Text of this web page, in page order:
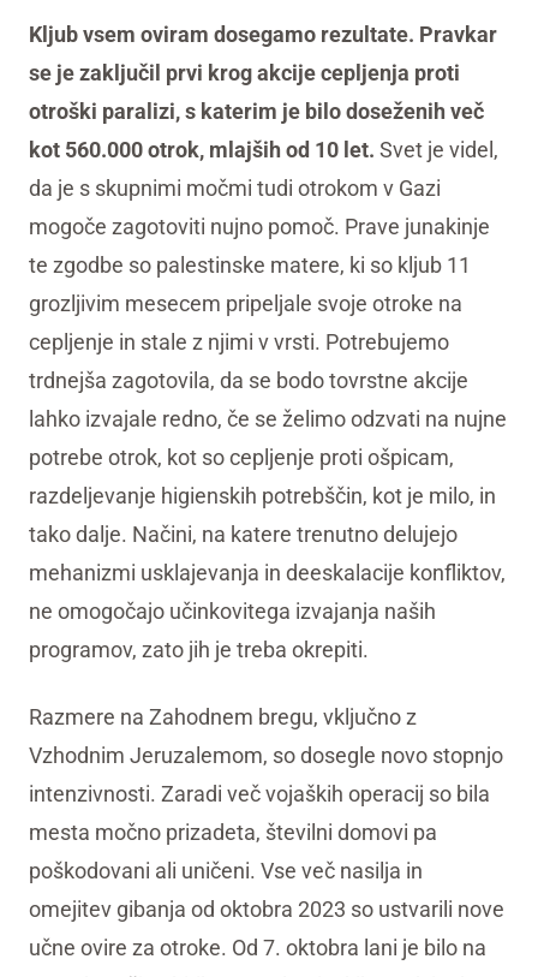
Kljub vsem oviram dosegamo rezultate. Pravkar
se je zaključil prvi krog akcije cepljenja proti
otroški paralizi, s katerim je bilo doseženih več
kot 560.000 otrok, mlajših od 10 let. Svet je videl,
da je s skupnimi močmi tudi otrokom v Gazi
mogoče zagotoviti nujno pomoč. Prave junakinje
te zgodbe so palestinske matere, ki so kljub 11
grozljivim mesecem pripeljale svoje otroke na
cepljenje in stale z njimi v vrsti. Potrebujemo
trdnejša zagotovila, da se bodo tovrstne akcije
lahko izvajale redno, če se želimo odzvati na nujne
potrebe otrok, kot so cepljenje proti ošpicam,
razdeljevanje higienskih potrebščin, kot je milo, in
tako dalje. Načini, na katere trenutno delujejo
mehanizmi usklajevanja in deeskalacije konfliktov,
ne omogočajo učinkovitega izvajanja naših
programov, zato jih je treba okrepiti.
Razmere na Zahodnem bregu, vključno z
Vzhodnim Jeruzalemom, so dosegle novo stopnjo
intenzivnosti. Zaradi več vojaških operacij so bila
mesta močno prizadeta, številni domovi pa
poškodovani ali uničeni. Vse več nasilja in
omejitev gibanja od oktobra 2023 so ustvarili nove
učne ovire za otroke. Od 7. oktobra lani je bilo na